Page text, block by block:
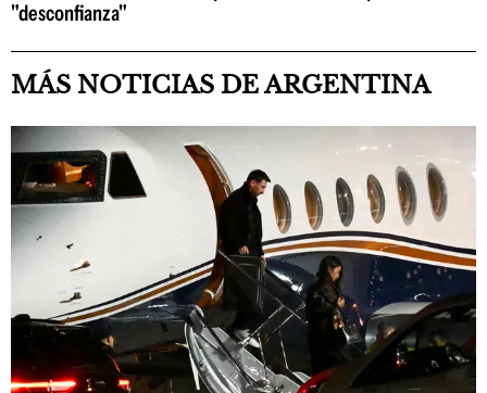
"desconfianza"
MÁS NOTICIAS DE ARGENTINA